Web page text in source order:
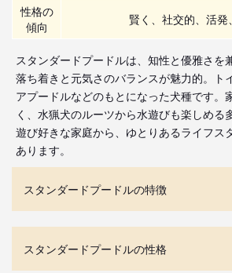
性格の
傾向
賢く、社交的、活発
スタンダードプードルは、知性と優雅さを
落ち着きと元気さのバランスが魅力的。ト
アプードルなどのもとになった犬種です。
く、水猟犬のルーツから水遊びも楽しめる
遊び好きな家庭から、ゆとりあるライフス
あります。
スタンダードプードルの特徴
スタンダードプードルの性格